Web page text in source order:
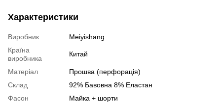
Характеристики
Виробник
Meiyishang
Країна
виробника
Китай
Матеріал
Прошва (перфорація)
Склад
92% Бавовна 8% Еластан
Фасон
Майка + шорти